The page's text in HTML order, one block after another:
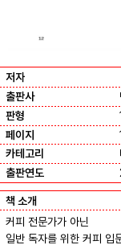
저자
출판사
판형
페이지
카테고리
출판연도
책 소개
커피 전문가가 아닌
일반 독자를 위한 커피 입